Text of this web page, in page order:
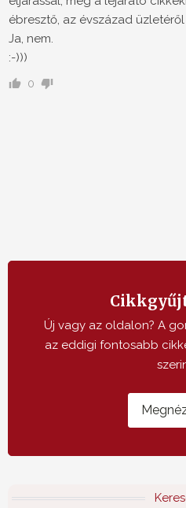
ébresztő, az évszázad
Ja, nem.
:-)))
0
Új vagy az oldalon? A
az eddigi fontosabb